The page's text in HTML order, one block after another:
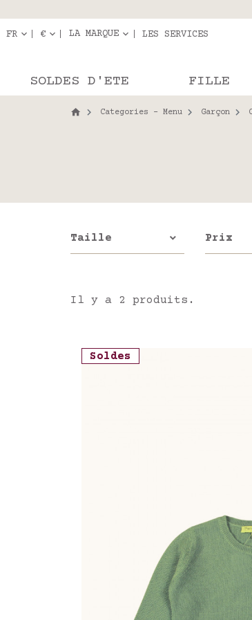
FR € LA MARQUE LES SERVICES
SOLDES D'ETE FILLE
Categories - Menu Garçon
Taille Prix
Il y a 2 produits.
Soldes